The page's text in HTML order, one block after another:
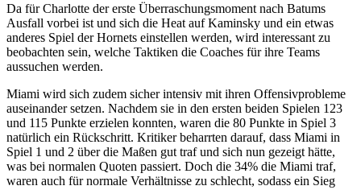
Da für Charlotte der erste Überraschungsmoment nach Batums
Ausfall vorbei ist und sich die Heat auf Kaminsky und ein etwas
anderes Spiel der Hornets einstellen werden, wird interessant zu
beobachten sein, welche Taktiken die Coaches für ihre Teams
aussuchen werden.
Miami wird sich zudem sicher intensiv mit ihren Offensivprobleme
auseinander setzen. Nachdem sie in den ersten beiden Spielen 123
und 115 Punkte erzielen konnten, waren die 80 Punkte in Spiel 3
natürlich ein Rückschritt. Kritiker beharrten darauf, dass Miami in
Spiel 1 und 2 über die Maßen gut traf und sich nun gezeigt hätte,
was bei normalen Quoten passiert. Doch die 34% die Miami traf,
waren auch für normale Verhältnisse zu schlecht, sodass ein Sieg